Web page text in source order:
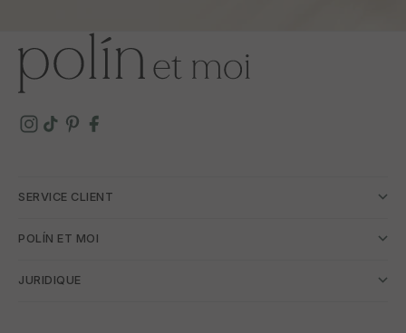
SERVICE CLIENT
POLÍN ET MOI
JURIDIQUE